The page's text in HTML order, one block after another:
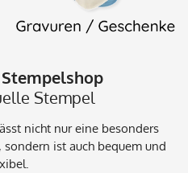
Stempel
nicht nur eine besonders
ist auch bequem und